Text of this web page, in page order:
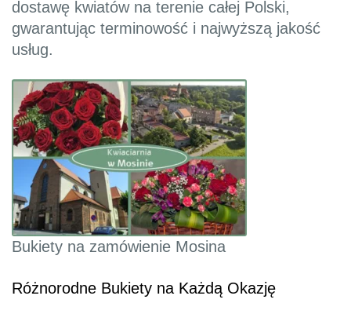
dostawę kwiatów na terenie całej Polski,
gwarantując terminowość i najwyższą jakość
usług.
Bukiety na zamówienie Mosina
Różnorodne Bukiety na Każdą Okazję